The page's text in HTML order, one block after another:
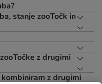
stanje zooTočk in
z drugimi
z drugimi